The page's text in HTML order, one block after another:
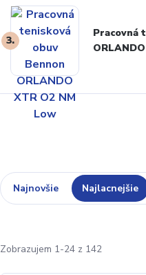
3.
Pracovná
Najnovšie Najlacnejšie
Zobrazujem 1-24 z 142